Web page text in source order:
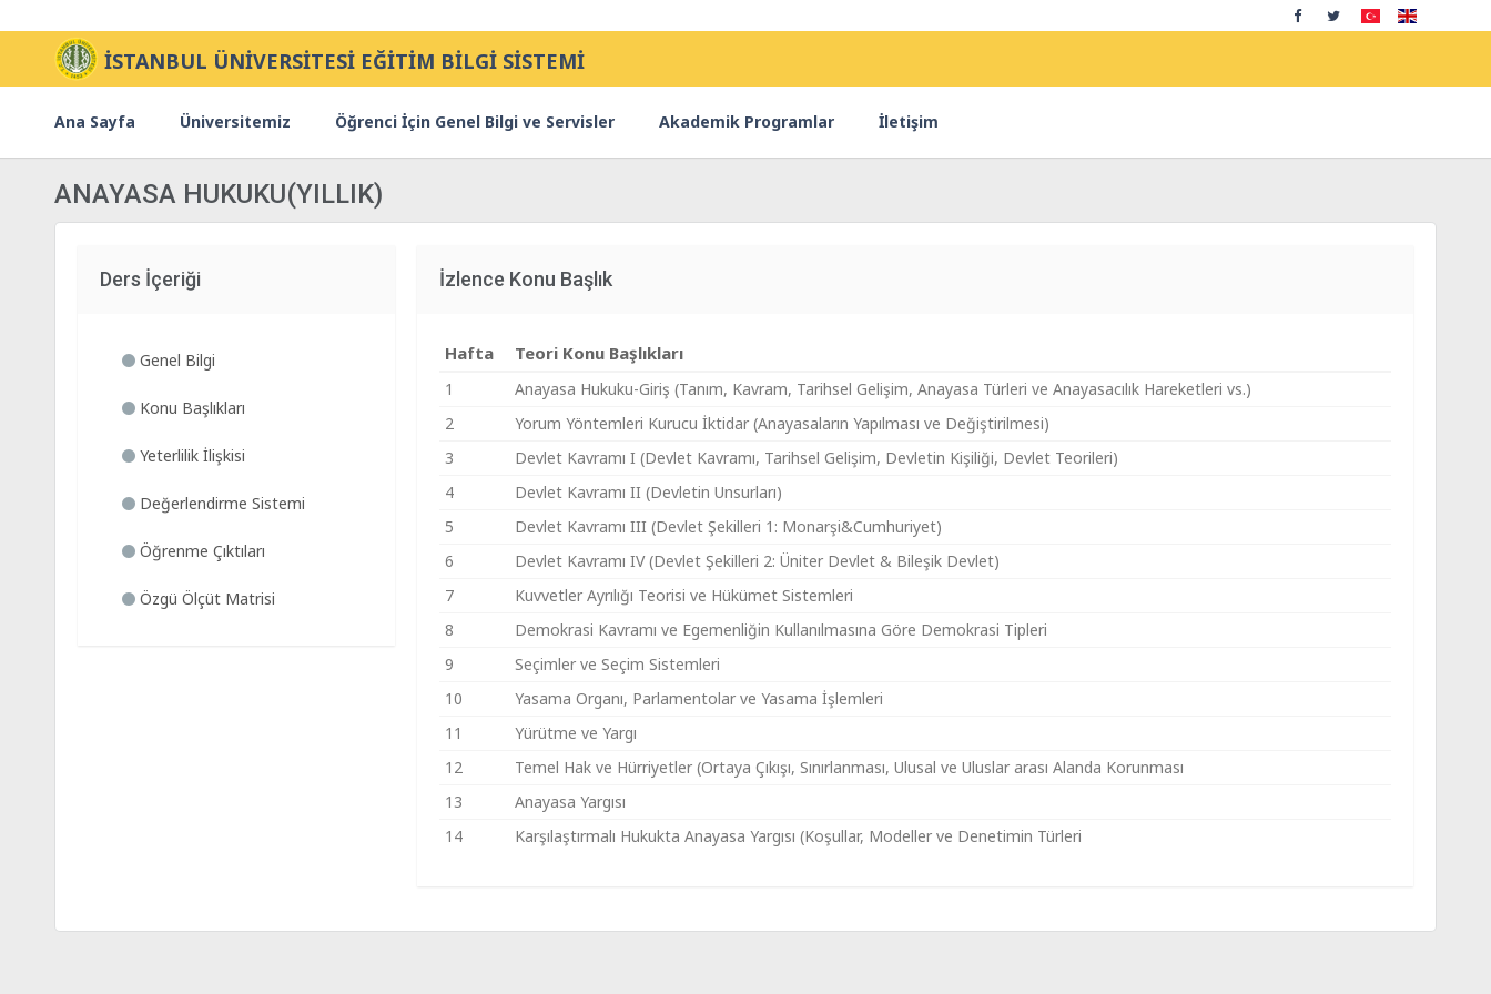
İSTANBUL ÜNİVERSİTESİ EĞİTİM BİLGİ SİSTEMİ
Ana Sayfa Üniversitemiz Öğrenci İçin Genel Bilgi ve Servisler Akademik Programlar İletişim
ANAYASA HUKUKU(YILLIK)
Ders İçeriği
Genel Bilgi
Konu Başlıkları
Yeterlilik İlişkisi
Değerlendirme Sistemi
Öğrenme Çıktıları
Özgü Ölçüt Matrisi
İzlence Konu Başlık
Hafta Teori Konu Başlıkları
1
Anayasa Hukuku-Giriş (Tanım, Kavram, Tarihsel Gelişim, Anayasa Türleri ve Anayasacılık Hareketleri vs.)
2
Yorum Yöntemleri Kurucu İktidar (Anayasaların Yapılması ve Değiştirilmesi)
3
Devlet Kavramı I (Devlet Kavramı, Tarihsel Gelişim, Devletin Kişiliği, Devlet Teorileri)
4
Devlet Kavramı II (Devletin Unsurları)
5
Devlet Kavramı III (Devlet Şekilleri 1: Monarşi&Cumhuriyet)
6
Devlet Kavramı IV (Devlet Şekilleri 2: Üniter Devlet & Bileşik Devlet)
7
Kuvvetler Ayrılığı Teorisi ve Hükümet Sistemleri
8
Demokrasi Kavramı ve Egemenliğin Kullanılmasına Göre Demokrasi Tipleri
9
Seçimler ve Seçim Sistemleri
10
Yasama Organı, Parlamentolar ve Yasama İşlemleri
11
Yürütme ve Yargı
12
Temel Hak ve Hürriyetler (Ortaya Çıkışı, Sınırlanması, Ulusal ve Uluslar arası Alanda Korunması
13
Anayasa Yargısı
14
Karşılaştırmalı Hukukta Anayasa Yargısı (Koşullar, Modeller ve Denetimin Türleri